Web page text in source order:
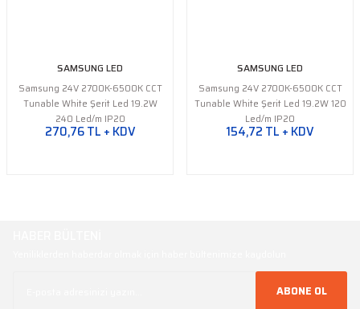
SAMSUNG LED
Samsung 24V 2700K-6500K CCT
Tunable White Şerit Led 19.2W
240 Led/m IP20
270,76 TL + KDV
SAMSUNG LED
Samsung 24V 2700K-6500K CCT
Tunable White Şerit Led 19.2W 120
Led/m IP20
154,72 TL + KDV
ABONE OL